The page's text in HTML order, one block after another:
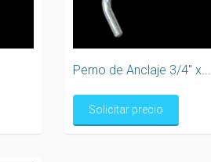
Perno de Anclaje 3/4" x...
Solicitar precio